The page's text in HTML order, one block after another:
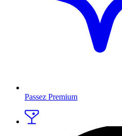
Passez Premium